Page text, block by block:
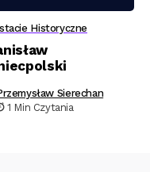
Historyczne
Sierechan
1 Min Czytania